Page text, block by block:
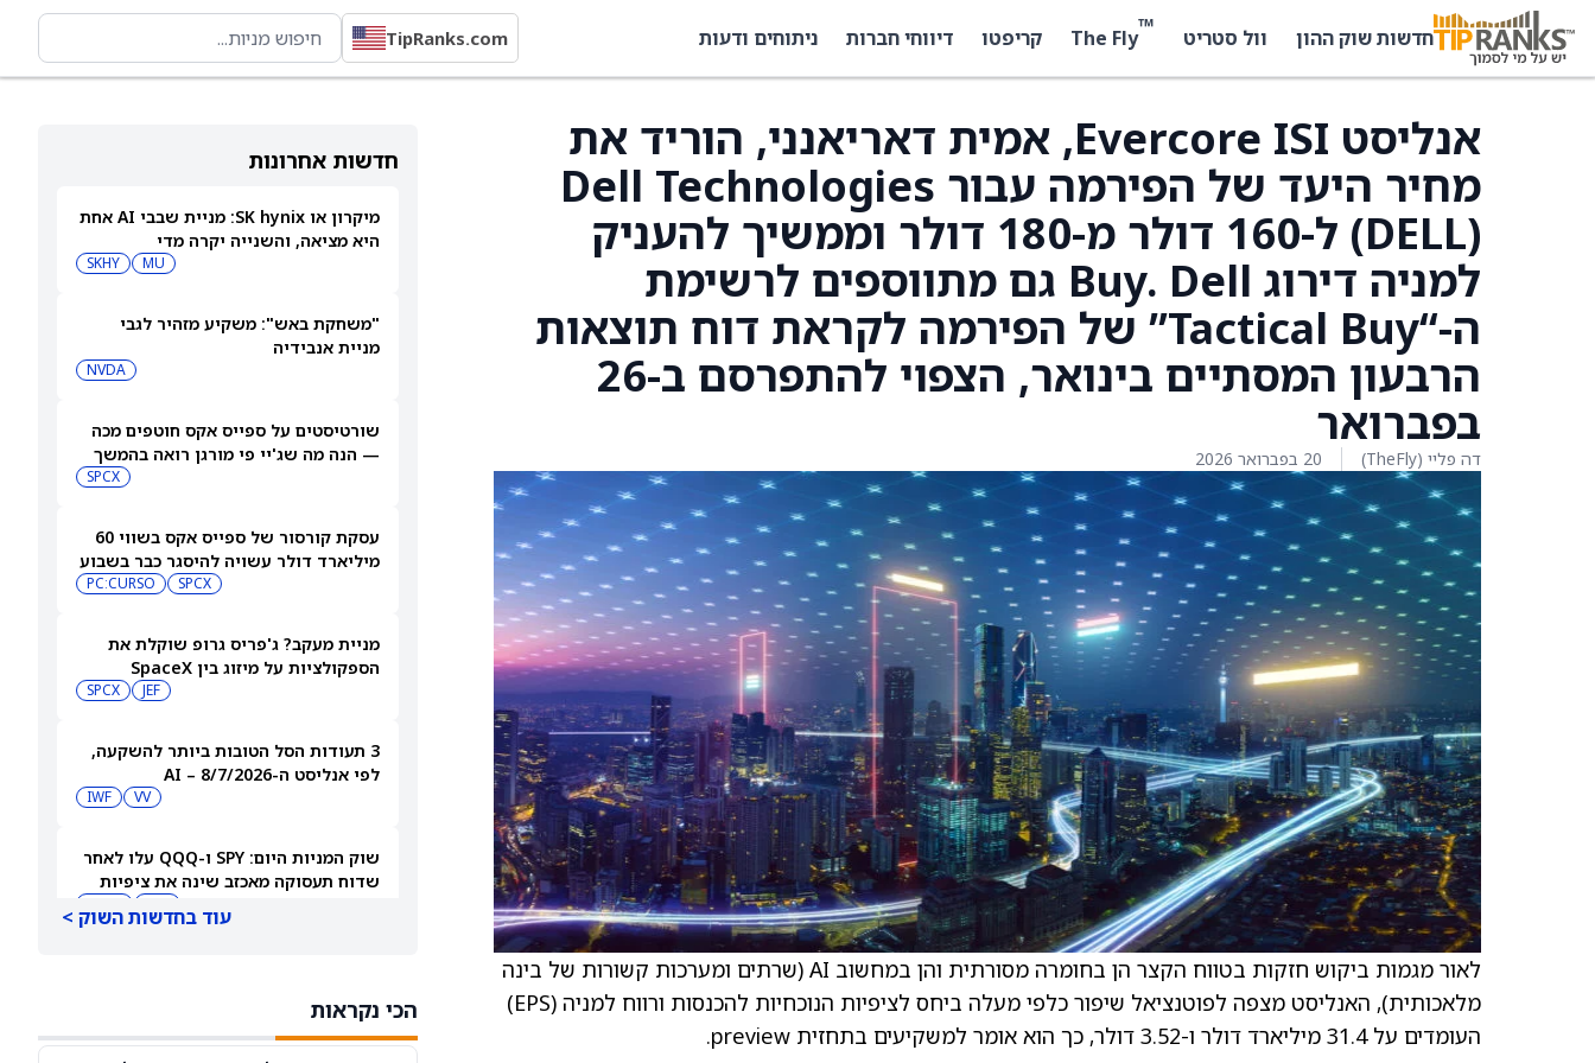
חדשות שוק ההון וול סטריט ™
The Fly קריפטו דיווחי חברות ניתוחים ודעות TipRanks.com
חדשות אחרונות
מיקרון או SK hynix: מניית שבבי AI אחת
היא מציאה, והשנייה יקרה מדי
MU
SKHY
"משחקת באש": משקיע מזהיר לגבי
מניית אנבידיה
NVDA
שורטיסטים על ספייס אקס חוטפים מכה
— הנה מה שג'יי פי מורגן רואה בהמשך
SPCX
עסקת קורסור של ספייס אקס בשווי 60
מיליארד דולר עשויה להיסגר כבר בשבוע
SPCX
PC:CURSO
מניית מעקב? ג'פריס גרופ שוקלת את
הספקולציות על מיזוג בין SpaceX
JEF
SPCX
3 תעודות הסל הטובות ביותר להשקעה,
לפי אנליסט ה-AI – 8/7/2026
VV
IWF
שוק המניות היום: SPY ו-QQQ עלו לאחר
שדוח תעסוקה מאכזב שינה את ציפיות
עוד בחדשות השוק >
הכי נקראות
אנליסט Evercore ISI, אמית דאריאנני, הוריד את
מחיר היעד של הפירמה עבור Dell Technologies
(DELL) ל-160 דולר מ-180 דולר וממשיך להעניק
למניה דירוג Buy. Dell גם מתווספים לרשימת
ה-“Tactical Buy” של הפירמה לקראת דוח תוצאות
הרבעון המסתיים בינואר, הצפוי להתפרסם ב-26
בפברואר
דה פליי (TheFly) 20 בפברואר 2026
לאור מגמות ביקוש חזקות בטווח הקצר הן בחומרה מסורתית והן במחשוב AI (שרתים ומערכות קשורות של בינה
מלאכותית), האנליסט מצפה לפוטנציאל שיפור כלפי מעלה ביחס לציפיות הנוכחיות להכנסות ורווח למניה (EPS)
העומדים על 31.4 מיליארד דולר ו-3.52 דולר, כך הוא אומר למשקיעים בתחזית
preview
.